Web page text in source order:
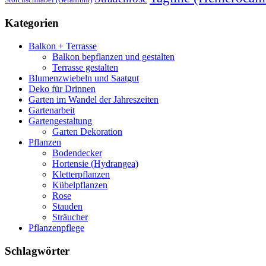
Kategorien
Balkon + Terrasse
Balkon bepflanzen und gestalten
Terrasse gestalten
Blumenzwiebeln und Saatgut
Deko für Drinnen
Garten im Wandel der Jahreszeiten
Gartenarbeit
Gartengestaltung
Garten Dekoration
Pflanzen
Bodendecker
Hortensie (Hydrangea)
Kletterpflanzen
Kübelpflanzen
Rose
Stauden
Sträucher
Pflanzenpflege
Schlagwörter